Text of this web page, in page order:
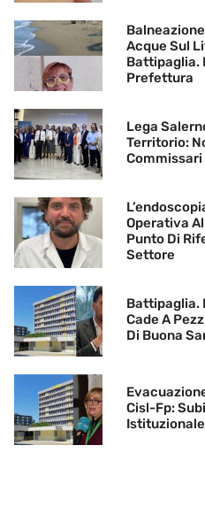
Acque Sul
Battipaglia.
Prefettura
Lega
Territorio:
Operativa
Punto Di
Settore
Battipaglia.
Cade A
Di Buona
Cisl-Fp:
Istituzionale